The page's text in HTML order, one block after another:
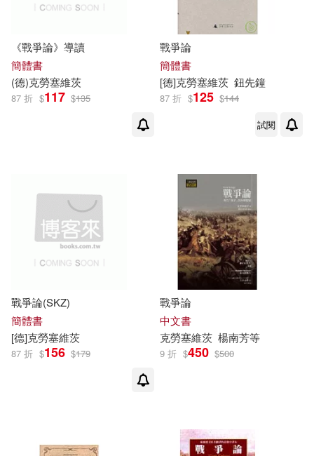
天津人民出版社(1)
廣西師範大學出版社(1)
新世界出版社(1)
清華大學出版社(1)
華夏出版社(1) 華藝出版社(1)
遼寧人民出版社(1)
重慶出版社(1)
《戰爭論》導讀
簡體書
(德)克勞塞維茨
87 折 $117 $135
戰爭論
簡體書
[德]克勞塞維茨 鈕先鐘
87 折 $125 $144
試閱
戰爭論(SKZ)
簡體書
[德]克勞塞維茨
87 折 $156 $179
戰爭論
中文書
克勞塞維茨 楊南芳等
9 折 $450 $500